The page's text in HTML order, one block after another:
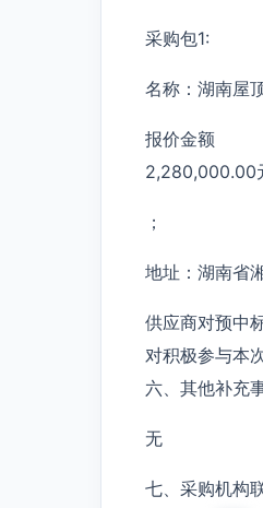
采购包1:
名称：湖南屋
报价金额
2,280,000.00
；
地址：湖南省
供应商对预中
对积极参与本
六、其他补充
无
七、采购机构